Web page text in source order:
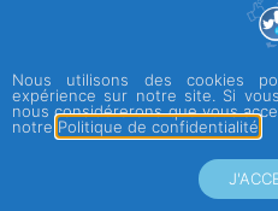
Aucun
Nous utilisons des cookies
expérience sur notre site. Si
nous considérerons que vous
notre Politique de confidentialité